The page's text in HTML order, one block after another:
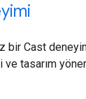
bir Cast
ve tasarım